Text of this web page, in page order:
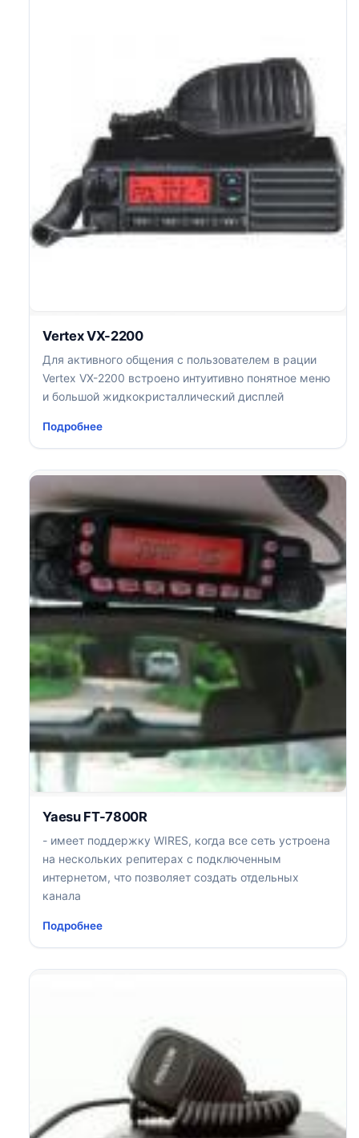
Vertex VX-2200
Для активного общения с пользователем в рации
Vertex VX-2200 встроено интуитивно понятное меню
и большой жидкокристаллический дисплей
Подробнее
Yaesu FT-7800R
- имеет поддержку WIRES, когда все сеть устроена
на нескольких репитерах с подключенным
интернетом, что позволяет создать отдельных
канала
Подробнее